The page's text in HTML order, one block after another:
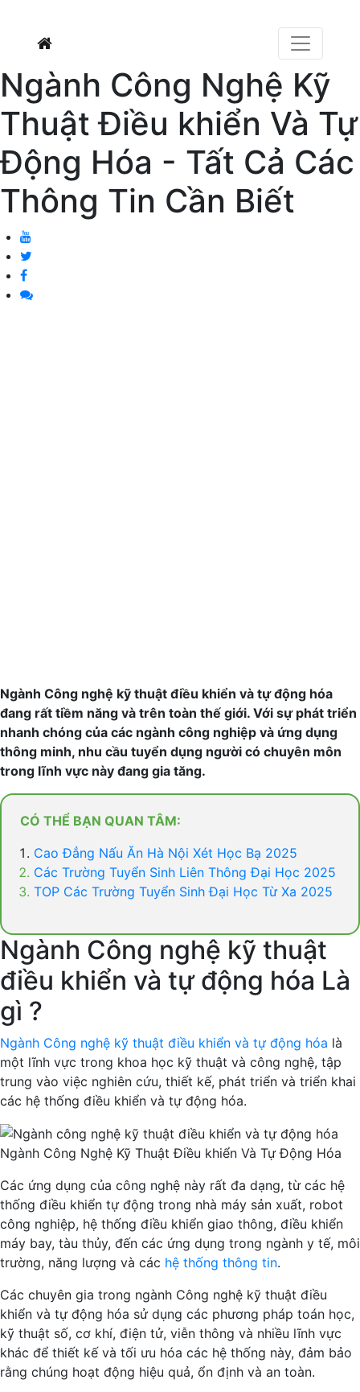
Ngành Công Nghệ Kỹ
Thuật Điều khiển Và Tự
Động Hóa - Tất Cả Các
Thông Tin Cần Biết
Ngành Công nghệ kỹ thuật điều khiển và tự động hóa
đang rất tiềm năng và trên toàn thế giới. Với sự phát triển
nhanh chóng của các ngành công nghiệp và ứng dụng
thông minh, nhu cầu tuyển dụng người có chuyên môn
trong lĩnh vực này đang gia tăng.
CÓ THỂ BẠN QUAN TÂM:
Cao Đẳng Nấu Ăn Hà Nội Xét Học Bạ 2025
Các Trường Tuyển Sinh Liên Thông Đại Học 2025
TOP Các Trường Tuyển Sinh Đại Học Từ Xa 2025
Ngành Công nghệ kỹ thuật
điều khiển và tự động hóa Là
gì ?
Ngành Công nghệ kỹ thuật điều khiển và tự động hóa là
một lĩnh vực trong khoa học kỹ thuật và công nghệ, tập
trung vào việc nghiên cứu, thiết kế, phát triển và triển khai
các hệ thống điều khiển và tự động hóa.
Ngành Công Nghệ Kỹ Thuật Điều khiển Và Tự Động Hóa
Các ứng dụng của công nghệ này rất đa dạng, từ các hệ
thống điều khiển tự động trong nhà máy sản xuất, robot
công nghiệp, hệ thống điều khiển giao thông, điều khiển
máy bay, tàu thủy, đến các ứng dụng trong ngành y tế, môi
trường, năng lượng và các hệ thống thông tin.
Các chuyên gia trong ngành Công nghệ kỹ thuật điều
khiển và tự động hóa sử dụng các phương pháp toán học,
kỹ thuật số, cơ khí, điện tử, viễn thông và nhiều lĩnh vực
khác để thiết kế và tối ưu hóa các hệ thống này, đảm bảo
rằng chúng hoạt động hiệu quả, ổn định và an toàn.